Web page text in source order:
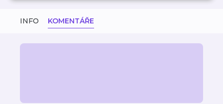
INFO KOMENTÁŘE